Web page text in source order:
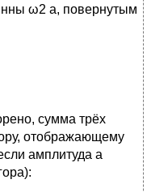
ω2 a, повернутым
сумма трёх
отображающему
амплитуда а